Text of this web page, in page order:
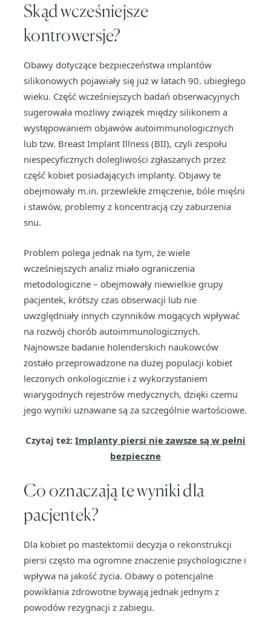
Skąd wcześniejsze
kontrowersje?
Obawy dotyczące bezpieczeństwa implantów
silikonowych pojawiały się już w latach 90. ubiegłego
wieku. Część wcześniejszych badań obserwacyjnych
sugerowała możliwy związek między silikonem a
występowaniem objawów autoimmunologicznych
lub tzw. Breast Implant Illness (BII), czyli zespołu
niespecyficznych dolegliwości zgłaszanych przez
część kobiet posiadających implanty. Objawy te
obejmowały m.in. przewlekłe zmęczenie, bóle mięśni
i stawów, problemy z koncentracją czy zaburzenia
snu.
Problem polega jednak na tym, że wiele
wcześniejszych analiz miało ograniczenia
metodologiczne – obejmowały niewielkie grupy
pacjentek, krótszy czas obserwacji lub nie
uwzględniały innych czynników mogących wpływać
na rozwój chorób autoimmunologicznych.
Najnowsze badanie holenderskich naukowców
zostało przeprowadzone na dużej populacji kobiet
leczonych onkologicznie i z wykorzystaniem
wiarygodnych rejestrów medycznych, dzięki czemu
jego wyniki uznawane są za szczególnie wartościowe.
Czytaj też: Implanty piersi nie zawsze są w pełni
bezpieczne
Co oznaczają te wyniki dla
pacjentek?
Dla kobiet po mastektomii decyzja o rekonstrukcji
piersi często ma ogromne znaczenie psychologiczne i
wpływa na jakość życia. Obawy o potencjalne
powikłania zdrowotne bywają jednak jednym z
powodów rezygnacji z zabiegu.